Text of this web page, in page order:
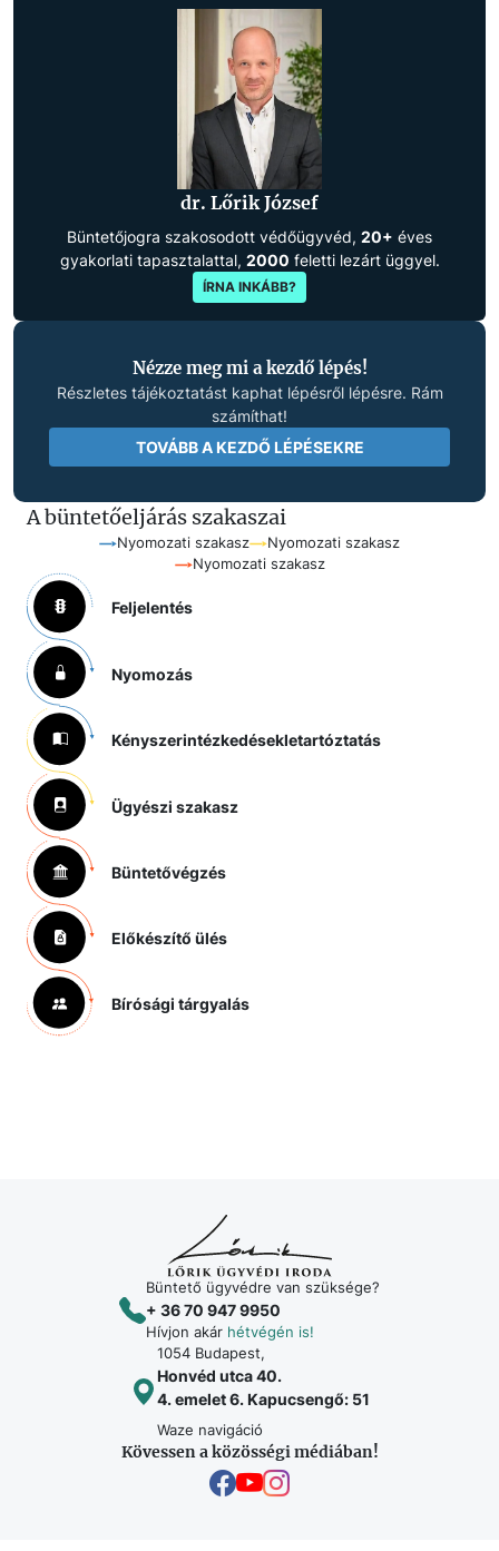
dr. Lőrik József
Büntetőjogra szakosodott védőügyvéd, 20+ éves
gyakorlati tapasztalattal, 2000 feletti lezárt üggyel.
ÍRNA INKÁBB?
Nézze meg mi a kezdő lépés!
Részletes tájékoztatást kaphat lépésről lépésre. Rám
számíthat!
TOVÁBB A KEZDŐ LÉPÉSEKRE
A büntetőeljárás szakaszai
Nyomozati szakasz
Nyomozati szakasz
Nyomozati szakasz
Feljelentés
Nyomozás
Kényszerintézkedésekletartóztatás
Ügyészi szakasz
Büntetővégzés
Előkészítő ülés
Bírósági tárgyalás
Büntető ügyvédre van szüksége?
+ 36 70 947 9950
Hívjon akár hétvégén is!
1054 Budapest,
Honvéd utca 40.
4. emelet 6. Kapucsengő: 51
Waze navigáció
Kövessen a közösségi médiában!